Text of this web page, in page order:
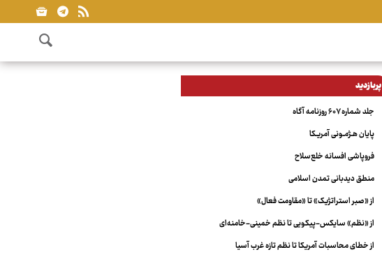
پربازدید
جلد شماره ۶۰۷ روزنامه آگاه
پایان هـژمـونی آمریـکا
فروپاشی افسانه خلع‌سلاح
منطق دیدبانی تمدن اسلامی
از «صبر استراتژیک» تا «مقاومت فعال»
از «نظم» سایکس-پیکویی تا نظم خمینی-خامنه‌ای
از خطای محاسبات آمریکا تا نظم تازه غرب آسیا